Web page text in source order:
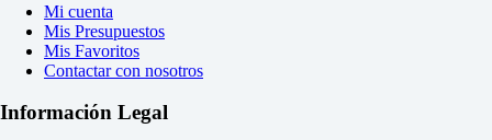
Mi cuenta
Mis Presupuestos
Mis Favoritos
Contactar con nosotros
Información Legal